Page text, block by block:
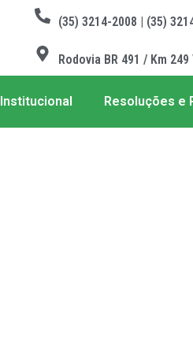
(35) 3214-2008 | (35)
Rodovia BR 491 / Km
Institucional Resoluções e